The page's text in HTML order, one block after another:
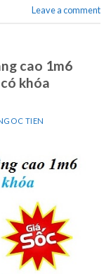
Leave a comment
cao 1m6
khóa
TIEN